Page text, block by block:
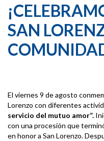
SAN
El viernes 9 de agosto
Lorenzo con diferentes
servicio del mutuo amor”.
con una procesión que
en honor a San Lorenzo.